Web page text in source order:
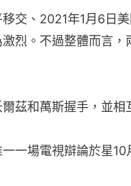
交、2021年1月6日
烈。不過整體而言
茲和萬斯握手，並相
一場電視辯論於星10